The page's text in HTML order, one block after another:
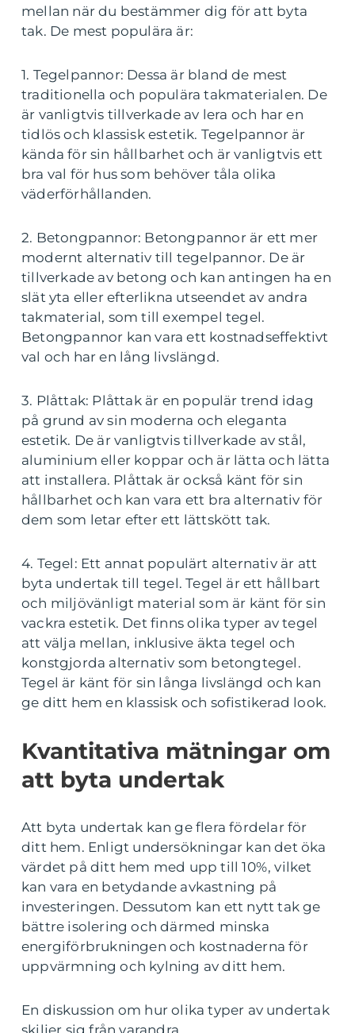
mellan när du bestämmer dig för att byta
tak. De mest populära är:
1. Tegelpannor: Dessa är bland de mest
traditionella och populära takmaterialen. De
är vanligtvis tillverkade av lera och har en
tidlös och klassisk estetik. Tegelpannor är
kända för sin hållbarhet och är vanligtvis ett
bra val för hus som behöver tåla olika
väderförhållanden.
2. Betongpannor: Betongpannor är ett mer
modernt alternativ till tegelpannor. De är
tillverkade av betong och kan antingen ha en
slät yta eller efterlikna utseendet av andra
takmaterial, som till exempel tegel.
Betongpannor kan vara ett kostnadseffektivt
val och har en lång livslängd.
3. Plåttak: Plåttak är en populär trend idag
på grund av sin moderna och eleganta
estetik. De är vanligtvis tillverkade av stål,
aluminium eller koppar och är lätta och lätta
att installera. Plåttak är också känt för sin
hållbarhet och kan vara ett bra alternativ för
dem som letar efter ett lättskött tak.
4. Tegel: Ett annat populärt alternativ är att
byta undertak till tegel. Tegel är ett hållbart
och miljövänligt material som är känt för sin
vackra estetik. Det finns olika typer av tegel
att välja mellan, inklusive äkta tegel och
konstgjorda alternativ som betongtegel.
Tegel är känt för sin långa livslängd och kan
ge ditt hem en klassisk och sofistikerad look.
Kvantitativa mätningar om
att byta undertak
Att byta undertak kan ge flera fördelar för
ditt hem. Enligt undersökningar kan det öka
värdet på ditt hem med upp till 10%, vilket
kan vara en betydande avkastning på
investeringen. Dessutom kan ett nytt tak ge
bättre isolering och därmed minska
energiförbrukningen och kostnaderna för
uppvärmning och kylning av ditt hem.
En diskussion om hur olika typer av undertak
skiljer sig från varandra